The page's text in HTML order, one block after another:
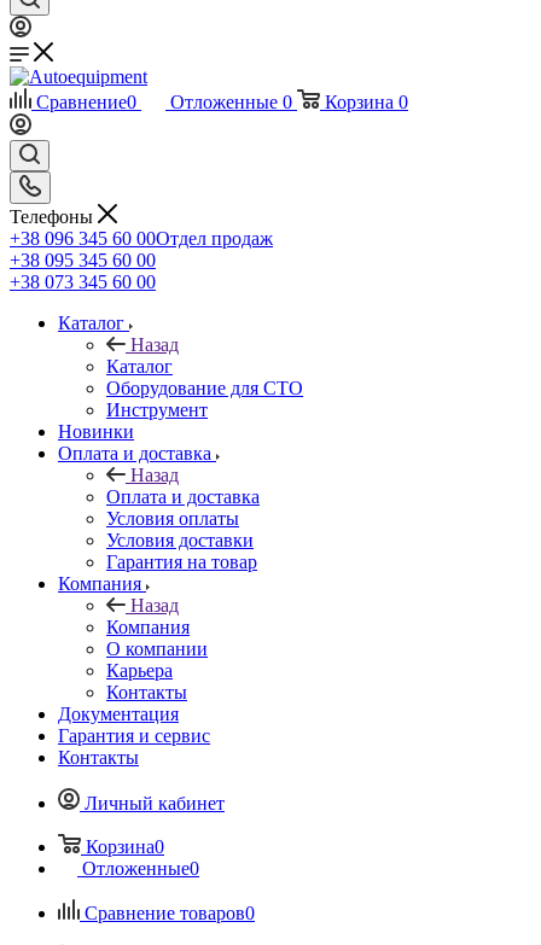
Сравнение0 Отложенные 0 Корзина 0
Телефоны
+38 096 345 60 00Отдел продаж
+38 095 345 60 00
+38 073 345 60 00
Каталог
Назад
Каталог
Оборудование для СТО
Инструмент
Новинки
Оплата и доставка
Назад
Оплата и доставка
Условия оплаты
Условия доставки
Гарантия на товар
Компания
Назад
Компания
О компании
Карьера
Контакты
Документация
Гарантия и сервис
Контакты
Личный кабинет
Корзина0
Отложенные0
Сравнение товаров0